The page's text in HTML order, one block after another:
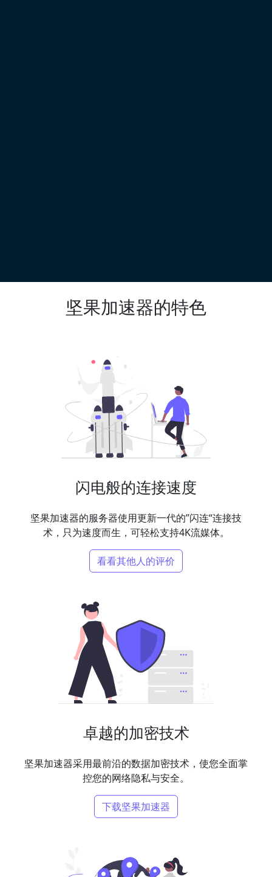
坚果加速器的特色
闪电般的连接速度
坚果加速器的服务器使用更新一代的”闪连“连接技
术，只为速度而生，可轻松支持4K流媒体。
看看其他人的评价
卓越的加密技术
坚果加速器采用最前沿的数据加密技术，使您全面掌
控您的网络隐私与安全。
下载坚果加速器